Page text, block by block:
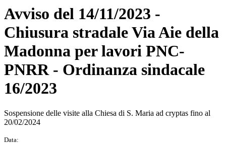
Avviso del 14/11/2023 -
Chiusura stradale Via Aie della
Madonna per lavori PNC-
PNRR - Ordinanza sindacale
16/2023
Sospensione delle visite alla Chiesa di S. Maria ad cryptas fino al
20/02/2024
Data: